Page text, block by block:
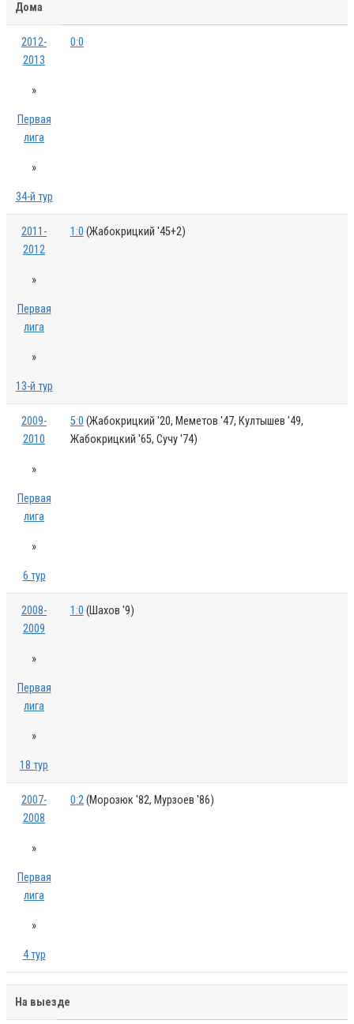
Дома
2012-
2013
»
Первая
лига
»
34-й тур
0:0
2011-
2012
»
Первая
лига
»
13-й тур
1:0 (Жабокрицкий '45+2)
2009-
2010
»
Первая
лига
»
6 тур
5:0 (Жабокрицкий '20, Меметов '47, Култышев '49,
Жабокрицкий '65, Сучу '74)
2008-
2009
»
Первая
лига
»
18 тур
1:0 (Шахов '9)
2007-
2008
»
Первая
лига
»
4 тур
0:2(Морозюк '82, Мурзоев '86)
На выезде